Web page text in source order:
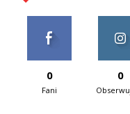
0
Fani
0